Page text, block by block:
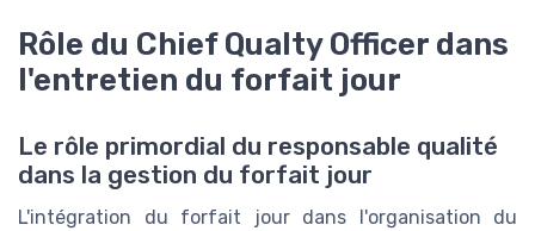
Rôle du Chief Qualty Officer dans
l'entretien du forfait jour
Le rôle primordial du responsable qualité
dans la gestion du forfait jour
L'intégration du forfait jour dans l'organisation du